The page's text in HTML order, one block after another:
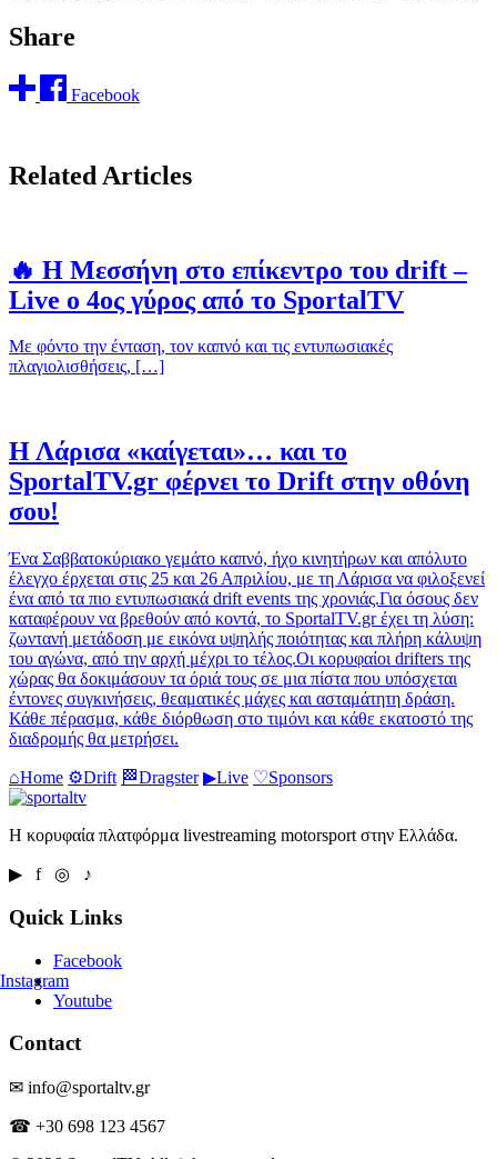
Share
Facebook
Related Articles
🔥 Η Μεσσήνη στο επίκεντρο του drift –
Live ο 4ος γύρος από το SportalTV
Με φόντο την ένταση, τον καπνό και τις εντυπωσιακές
πλαγιολισθήσεις, […]
Η Λάρισα «καίγεται»… και το
SportalTV.gr φέρνει το Drift στην οθόνη
σου!
Ένα Σαββατοκύριακο γεμάτο καπνό, ήχο κινητήρων και απόλυτο
έλεγχο έρχεται στις 25 και 26 Απριλίου, με τη Λάρισα να φιλοξενεί
ένα από τα πιο εντυπωσιακά drift events της χρονιάς.Για όσους δεν
καταφέρουν να βρεθούν από κοντά, το SportalTV.gr έχει τη λύση:
ζωντανή μετάδοση με εικόνα υψηλής ποιότητας και πλήρη κάλυψη
του αγώνα, από την αρχή μέχρι το τέλος.Οι κορυφαίοι drifters της
χώρας θα δοκιμάσουν τα όριά τους σε μια πίστα που υπόσχεται
έντονες συγκινήσεις, θεαματικές μάχες και ασταμάτητη δράση.
Κάθε πέρασμα, κάθε διόρθωση στο τιμόνι και κάθε εκατοστό της
διαδρομής θα μετρήσει.
⌂Home ⚙Drift 🏁Dragster ▶Live ♡Sponsors
Η κορυφαία πλατφόρμα livestreaming motorsport στην Ελλάδα.
▶ f ◎ ♪
Quick Links
Facebook
Instagram
Youtube
Contact
✉ info@sportaltv.gr
☎ +30 698 123 4567